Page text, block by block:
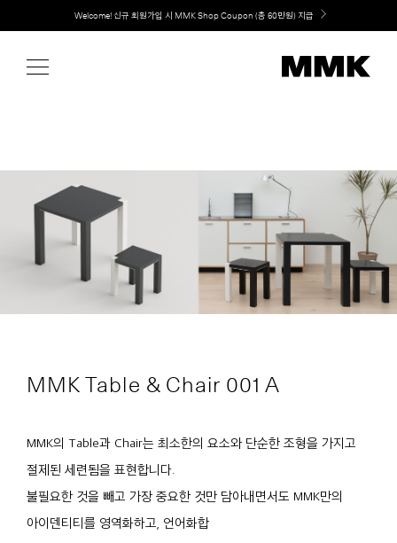
content
Welcome! 신규 회원가입 시 MMK Shop Coupon (총 60만원) 지급
MMK Table & Chair 001 A
MMK의 Table과 Chair는 최소한의 요소와 단순한 조형을 가지고
절제된 세련됨을 표현합니다.
불필요한 것을 빼고 가장 중요한 것만 담아내면서도 MMK만의
아이덴티티를 영역화하고, 언어화합